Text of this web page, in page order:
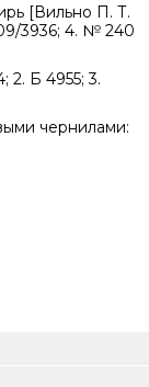
[Вильно П. Т.
3936; 4. № 240
2. Б 4955; 3.
чернилами: